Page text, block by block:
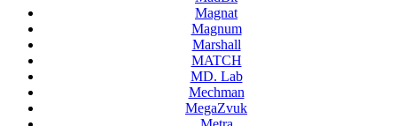
Magnat
Magnum
Marshall
MATCH
MD. Lab
Mechman
MegaZvuk